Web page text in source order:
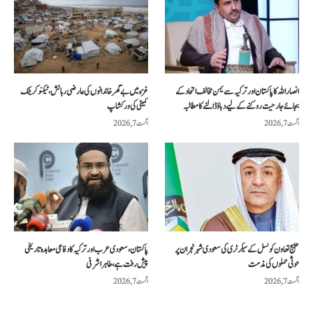
غزہ میں بے گھر خاندانوں کی عارضی رہائش، ٹیکنو کریٹک
کمیٹی کی ورکشاپ
اگست 7, 2026
انصار اللہ کا پاکستان اور ترکیہ سے یمن مخالف اتحاد کے
بجائے جارحیت روکنے کے لیے دباؤ ڈالنے کا مطالبہ
اگست 7, 2026
پاکستان، سعودی عرب اور ترکیہ کا دفاعی معاہدہ تاریخی
پیش رفت ہے، طاہر اشرفی
اگست 7, 2026
خلیج تعاون کونسل کے سیکرٹری کی سعودی شہر نجران پر
حوثی حملوں کی مذمت
اگست 7, 2026